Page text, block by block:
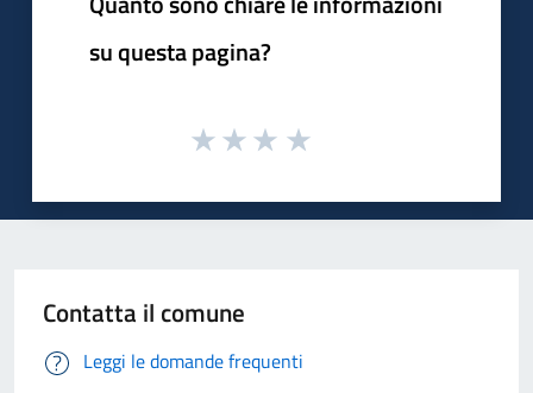
su questa pagina?
Contatta il comune
Leggi le domande frequenti